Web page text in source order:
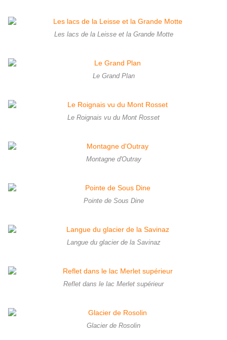
Les lacs de la Leisse et la Grande Motte
Le Grand Plan
Le Roignais vu du Mont Rosset
Montagne d'Outray
Pointe de Sous Dine
Langue du glacier de la Savinaz
Reflet dans le lac Merlet supérieur
Glacier de Rosolin